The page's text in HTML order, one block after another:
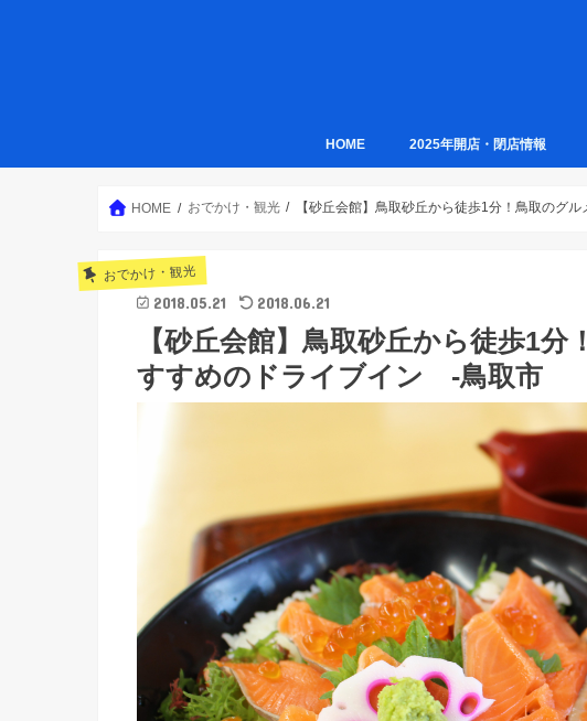
HOME 2025年開店・閉店情報
HOME おでかけ・観光 【砂丘会館】鳥取砂丘から徒歩1分！鳥取のグ
おでかけ・観光
2018.05.21 2018.06.21
【砂丘会館】鳥取砂丘から徒歩1
すすめのドライブイン -鳥取市